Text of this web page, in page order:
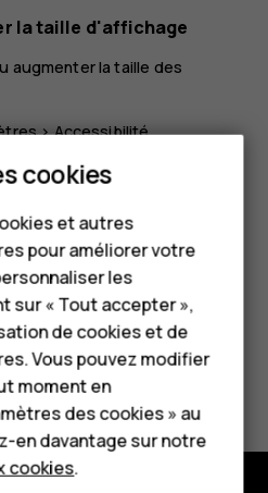
classiques
la taille d'affichage
augmenter la taille des
>Accessibilité.
puis ajustez la taille
utile?
cookies
et autres
pour améliorer votre
les
sur « Tout accepter »,
de cookies et de
Vous pouvez modifier
moment en
des cookies » au
en davantage sur notre
cookies.